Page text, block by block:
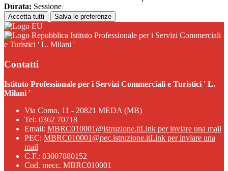
Durata: Sessione
Accetta tutti Salva le preferenze
Istituto Professionale per i Servizi Commerciali
e Turistici ' L. Milani '
Contatti
Istituto Professionale per i Servizi Commerciali e Turistici ' L.
Milani '
Via Como, 11 - 20821 MEDA (MB)
Tel: 0362 70718
Email: MBRC010001@istruzione.itLink per inviare una mail
PEC: MBRC010001@pec.istruzione.itLink per inviare una
mail
C.F.: 83007880152
Cod. mecc. MBRC010001